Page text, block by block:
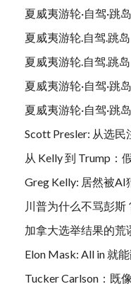
夏威夷游轮·自驾·跳
夏威夷游轮.自驾.跳
夏威夷游轮.自驾.跳
夏威夷游轮·自驾·跳
夏威夷游轮·自驾·跳
Scott Presler: 从选民
从 Kelly 到 Trump：
Greg Kelly: 居然被AI
川普为什么不骂彭斯
加拿大选举结果的荒
Elon Mask: All in 就
Tucker Carlson：既